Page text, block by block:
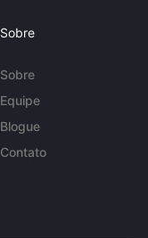
Sobre
Sobre
Equipe
Blogue
Contato